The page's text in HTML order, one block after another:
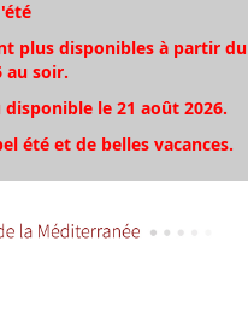
plus disponibles à partir du
au soir.
le 21 août 2026.
été et de belles vacances.